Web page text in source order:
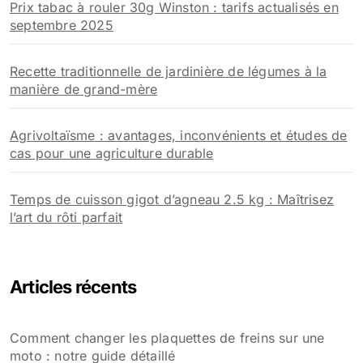
Prix tabac à rouler 30g Winston : tarifs actualisés en
septembre 2025
Recette traditionnelle de jardinière de légumes à la
manière de grand-mère
Agrivoltaïsme : avantages, inconvénients et études de
cas pour une agriculture durable
Temps de cuisson gigot d’agneau 2.5 kg : Maîtrisez
l’art du rôti parfait
Articles récents
Comment changer les plaquettes de freins sur une
moto : notre guide détaillé